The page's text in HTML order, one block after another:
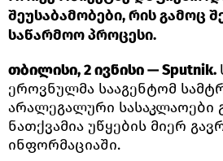
შეუსაბამობები, რის გამოც
საწარმოო პროცესი.
თბილისი, 2 ივნისი — Sputnik.
ეროვნულმა სააგენტომ
არალეგალური სასაკლაოები
ნათქვამია უწყების მიერ
ინფორმაციაში.